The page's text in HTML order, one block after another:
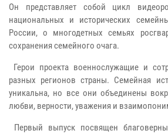
Он представляет собой цикл
национальных и исторических
России, о многодетных семьях
сохранения семейного очага.
Герои проекта военнослужащие и
разных регионов страны. Семейная
уникальна, но все они объединены
любви, верности, уважения и
Первый выпуск посвящен